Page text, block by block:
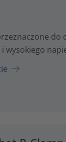
wysokiego